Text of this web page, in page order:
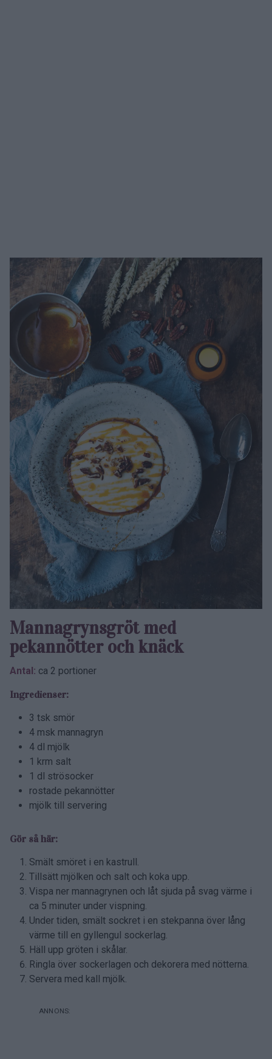
Mannagrynsgröt med
pekannötter och knäck
Antal: ca 2 portioner
Ingredienser:
3 tsk smör
4 msk mannagryn
4 dl mjölk
1 krm salt
1 dl strösocker
rostade pekannötter
mjölk till servering
Gör så här:
Smält smöret i en kastrull.
Tillsätt mjölken och salt och koka upp.
Vispa ner mannagrynen och låt sjuda på svag värme i
ca 5 minuter under vispning.
Under tiden, smält sockret i en stekpanna över lång
värme till en gyllengul sockerlag.
Häll upp gröten i skålar.
Ringla över sockerlagen och dekorera med nötterna.
Servera med kall mjölk.